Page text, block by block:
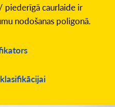
piederīgā caurlaide ir
nodošanas poligonā.